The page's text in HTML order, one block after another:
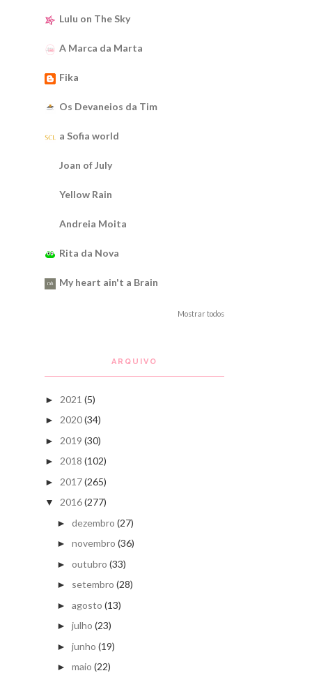
Lulu on The Sky
A Marca da Marta
Fika
Os Devaneios da Tim
a Sofia world
Joan of July
Yellow Rain
Andreia Moita
Rita da Nova
My heart ain't a Brain
Mostrar todos
ARQUIVO
► 2021 (5)
► 2020(34)
► 2019 (30)
► 2018 (102)
► 2017(265)
▼ 2016(277)
► dezembro (27)
► novembro (36)
► outubro (33)
► setembro (28)
► agosto (13)
► julho (23)
► junho (19)
► maio (22)